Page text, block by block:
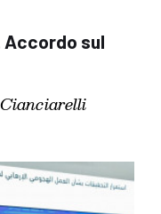
Accordo sul